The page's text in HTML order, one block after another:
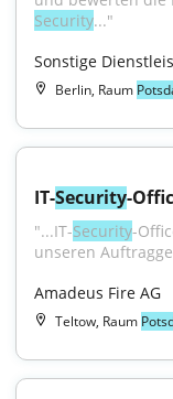
Security..."
Sonstige
Berlin, Raum
IT-Security-
"...IT-Security-
unseren
Amadeus Fire AG
Teltow, Raum